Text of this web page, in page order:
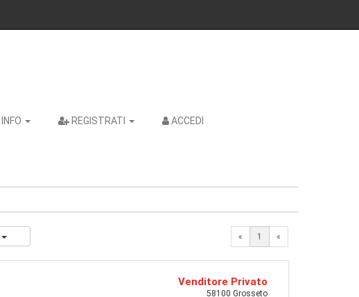
INFO REGISTRATI ACCEDI
« 1 «
Venditore Privato
58100 Grosseto